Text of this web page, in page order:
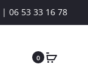
| 06 53 33 16 78
0